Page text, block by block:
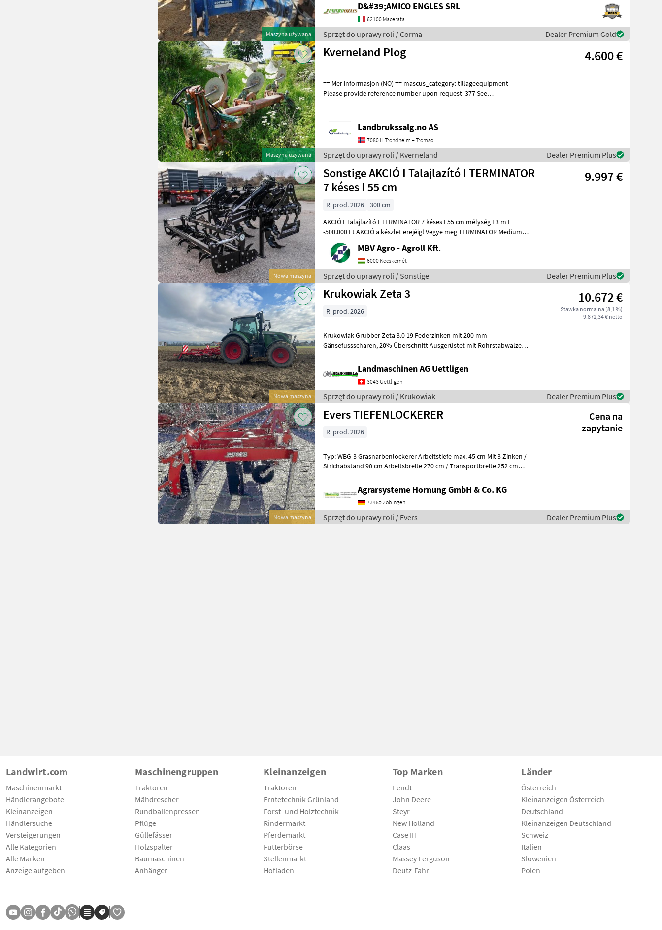
Maszyna używana
D&#39;AMICO ENGLES SRL
62100 Macerata
Sprzęt do uprawy roli / Corma Dealer Premium Gold
Maszyna używana
Kverneland Plog 4.600 €
== Mer informasjon (NO) == mascus_category: tillageequipment
Please provide reference number upon request: 377 See
Landbrukssalg.no AS
7080 H Trondheim – Tromsø
Sprzęt do uprawy roli / Kverneland Dealer Premium Plus
Nowa maszyna
Sonstige AKCIÓ I Talajlazító I TERMINATOR
7 késes I 55 cm
9.997 €
R. prod. 2026
300 cm
AKCIÓ I Talajlazító I TERMINATOR 7 késes I 55 cm mélység I 3 m I
-500.000 Ft AKCIÓ a készlet erejéig! Vegye meg TERMINATOR Medium 7
talajlazítóját most 500.000 Ft k
MBV Agro - Agroll Kft.
6000 Kecskemét
Sprzęt do uprawy roli / Sonstige Dealer Premium Plus
Nowa maszyna
Krukowiak Zeta 3 10.672 €
Stawka normalna (8,1 %)
9.872,34 € netto
R. prod. 2026
Krukowiak Grubber Zeta 3.0 19 Federzinken mit 200 mm
Gänsefussscharen, 20% Überschnitt Ausgerüstet mit Rohrstabwalze
Landmaschinen AG Uettligen
3043 Uettligen
Sprzęt do uprawy roli / Krukowiak Dealer Premium Plus
Nowa maszyna
Evers TIEFENLOCKERER
Cena na
zapytanie
R. prod. 2026
Typ: WBG-3 Grasnarbenlockerer Arbeitstiefe max. 45 cm Mit 3 Zinken /
Strichabstand 90 cm Arbeitsbreite 270 cm / Transportbreite 252 cm
Agrarsysteme Hornung GmbH & Co. KG
73485 Zöbingen
Sprzęt do uprawy roli / Evers Dealer Premium Plus
Landwirt.com
Maschinenmarkt
Händlerangebote
Kleinanzeigen
Händlersuche
Versteigerungen
Alle Kategorien
Alle Marken
Anzeige aufgeben
Maschinengruppen
Traktoren
Mähdrescher
Rundballenpressen
Pflüge
Güllefässer
Holzspalter
Baumaschinen
Anhänger
Kleinanzeigen
Traktoren
Erntetechnik Grünland
Forst- und Holztechnik
Rindermarkt
Pferdemarkt
Futterbörse
Stellenmarkt
Hofladen
Top Marken
Fendt
John Deere
Steyr
New Holland
Case IH
Claas
Massey Ferguson
Deutz-Fahr
Länder
Österreich
Kleinanzeigen Österreich
Deutschland
Kleinanzeigen Deutschland
Schweiz
Italien
Slowenien
Polen